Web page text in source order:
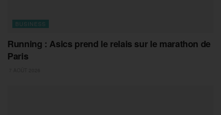
BUSINESS
Running : Asics prend le relais sur le marathon de
Paris